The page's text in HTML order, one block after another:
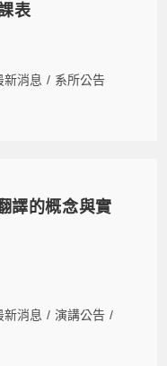
表
新消息 / 系所公告
譯的概念與實
新消息 / 演講公告 /